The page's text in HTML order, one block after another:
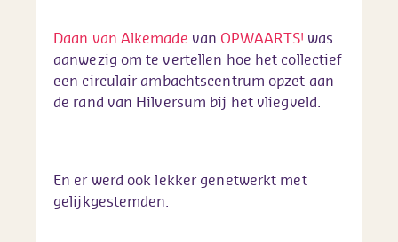
Daan van Alkemade van OPWAARTS! was
aanwezig om te vertellen hoe het collectief
een circulair ambachtscentrum opzet aan
de rand van Hilversum bij het vliegveld.
En er werd ook lekker genetwerkt met
gelijkgestemden.